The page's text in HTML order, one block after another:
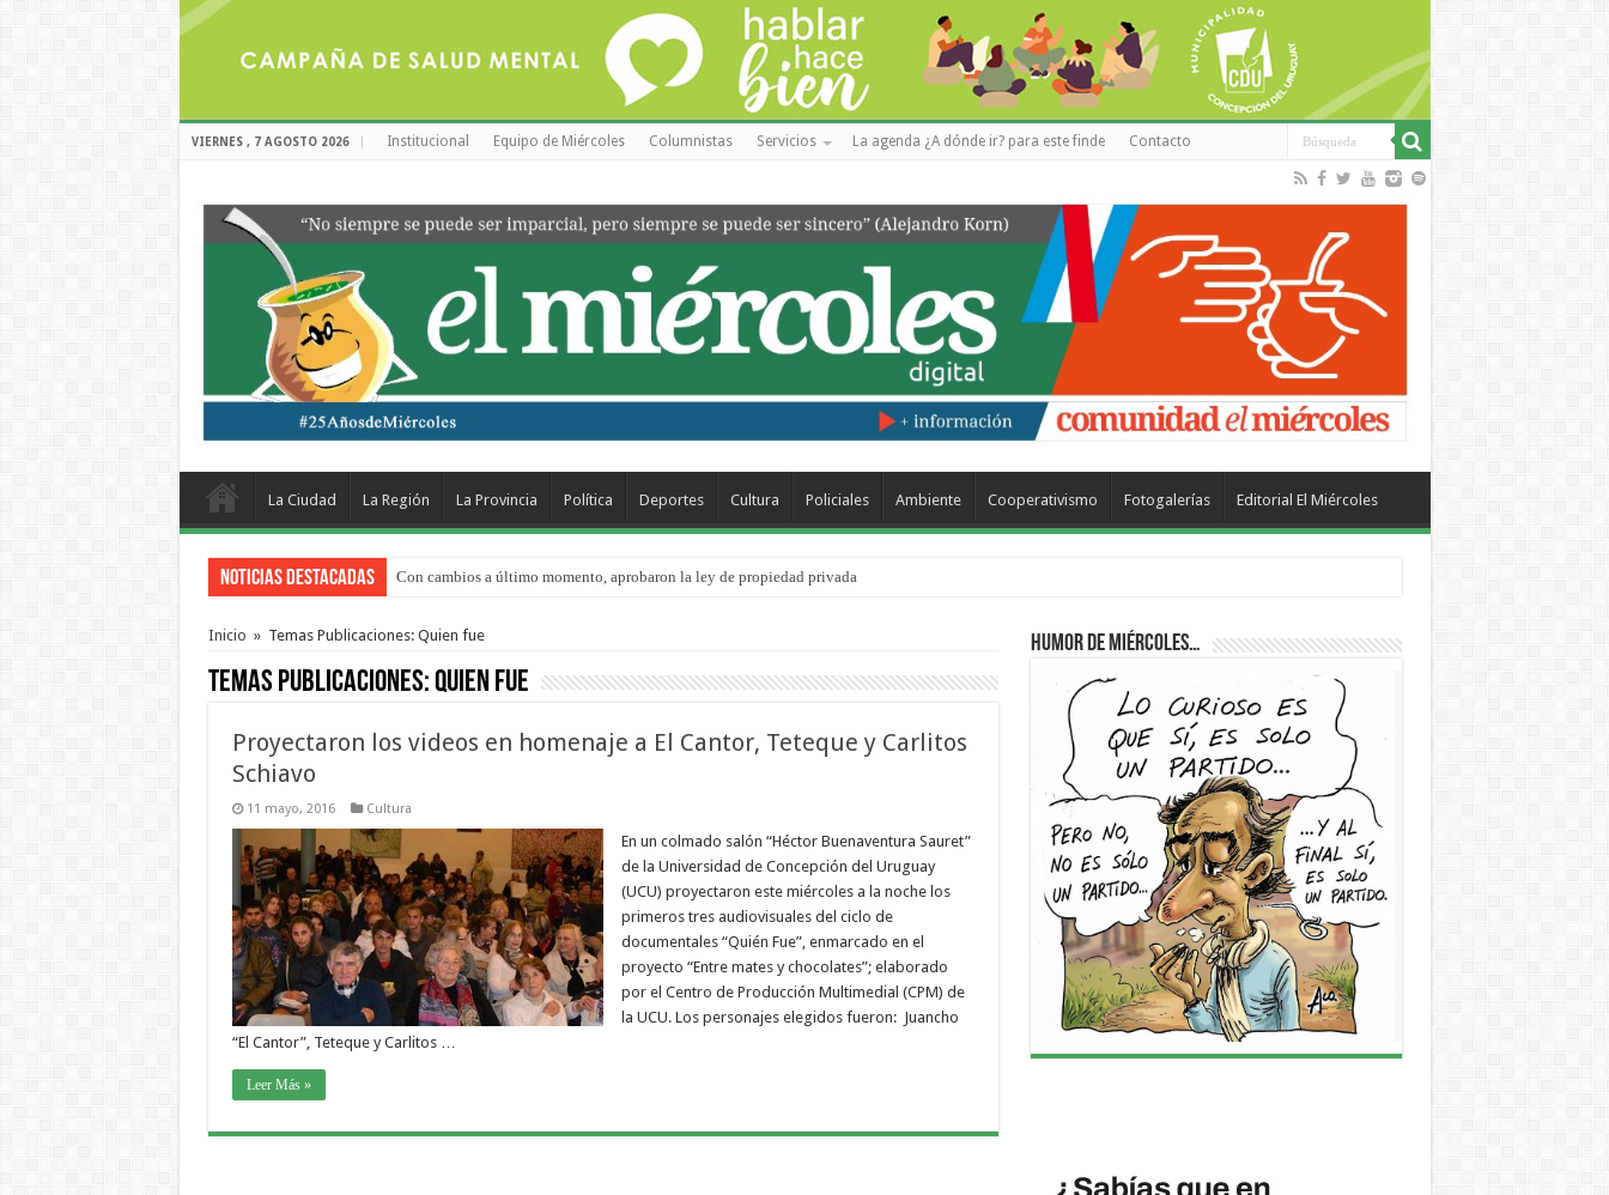
VIERNES , 7 AGOSTO 2026 Institucional Equipo de Miércoles Columnistas Servicios La agenda ¿A dónde ir? para este finde Contacto
La Ciudad La Región La Provincia Política Deportes Cultura Policiales Ambiente Cooperativismo Fotogalerías Editorial El Miércoles
Noticias Destacadas Con cambios a último momento, aprobaron la ley de propiedad privada
Del viernes 7 al domingo 9 de agosto: la agenda ¿A dónde ir? para este finde
Inicio » Temas Publicaciones: Quien fue
Temas Publicaciones:Quien fue
Proyectaron los videos en homenaje a El Cantor, Teteque y Carlitos
Schiavo
11 mayo, 2016 Cultura
En un colmado salón “Héctor Buenaventura Sauret”
de la Universidad de Concepción del Uruguay
(UCU) proyectaron este miércoles a la noche los
primeros tres audiovisuales del ciclo de
documentales “Quién Fue”, enmarcado en el
proyecto “Entre mates y chocolates”; elaborado
por el Centro de Producción Multimedial (CPM) de
la UCU. Los personajes elegidos fueron: Juancho
“El Cantor”, Teteque y Carlitos …
Leer Más »
Humor de Miércoles…